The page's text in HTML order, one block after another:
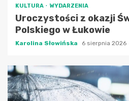
KULTURA WYDARZENIA
Uroczystości z okazji
Polskiego w Łukowie
Karolina Słowińska 6 sierpnia 2026